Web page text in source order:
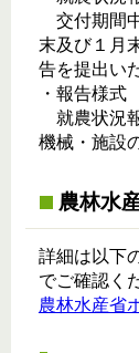
交付期間
末及び１月
告を提出い
・報告様式
就農状況
機械・施設
農林水
詳細は以下
でご確認く
農林水産省